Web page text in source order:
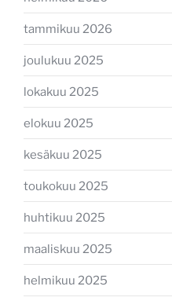
tammikuu 2026
joulukuu 2025
lokakuu 2025
elokuu 2025
kesäkuu 2025
toukokuu 2025
huhtikuu 2025
maaliskuu 2025
helmikuu 2025